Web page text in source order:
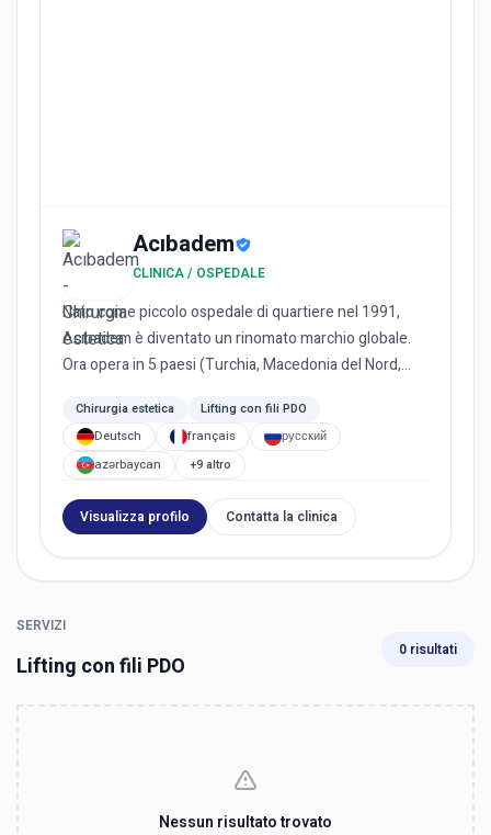
Acıbadem
CLINICA / OSPEDALE
Nato come piccolo ospedale di quartiere nel 1991,
Acıbadem è diventato un rinomato marchio globale.
Ora opera in 5 paesi (Turchia, Macedonia del Nord,
Chirurgia estetica
Lifting con fili PDO
Deutsch
français
русский
azərbaycan
+9 altro
Visualizza profilo Contatta la clinica
SERVIZI
Lifting con fili PDO
0 risultati
Nessun risultato trovato